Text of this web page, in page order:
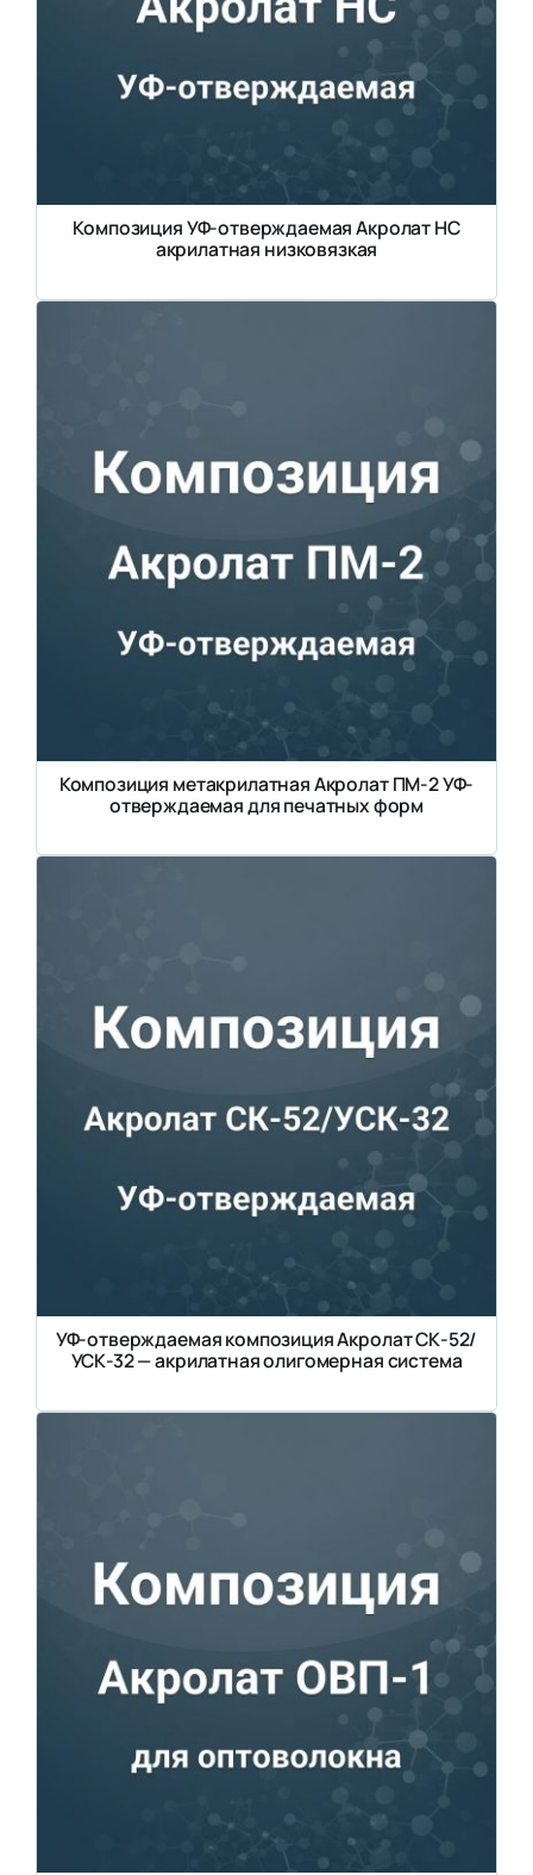
Композиция УФ-отверждаемая Акролат НС
акрилатная низковязкая
Композиция метакрилатная Акролат ПМ-2 УФ-
отверждаемая для печатных форм
УФ-отверждаемая композиция Акролат СК-52/
УСК-32 — акрилатная олигомерная система